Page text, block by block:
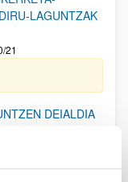
LAGUNTZAK
21
DEIALDIA
behin-betiko